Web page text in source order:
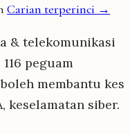
Carian terperinci →
& telekomunikasi
peguam
membantu kes
keselamatan siber.